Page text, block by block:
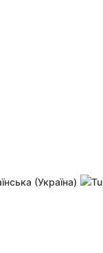
Resend activation link